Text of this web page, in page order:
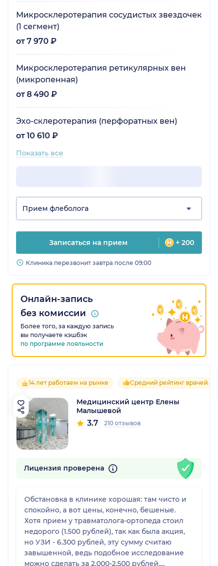
Микросклеротерапия сосудистых звездочек
(1 сегмент)
от 7 970 ₽
Микросклеротерапия ретикулярных вен
(микропенная)
от 8 490 ₽
Эхо-склеротерапия (перфоратных вен)
от 10 610 ₽
Показать все
Прием флеболога
Записаться на прием + 200
Клиника перезвонит завтра после 09:00
Онлайн-запись
без комиссии
Более того, за каждую запись
вы получаете кэшбэк
по программе лояльности
14 лет работаем на рынке Средний рейтинг врачей 4.3
Медицинский центр Елены
Малышевой
3.7 210 отзывов
Лицензия проверена
Обстановка в клинике хорошая: там чисто и
спокойно, а вот цены, конечно, бешеные.
Хотя прием у травматолога-ортопеда стоил
недорого (1.500 рублей), так как была акция,
но УЗИ - 6.300 рублей, эту сумму считаю
завышенной, ведь подобное исследование
можно сделать за 2.000-2.500 рублей.